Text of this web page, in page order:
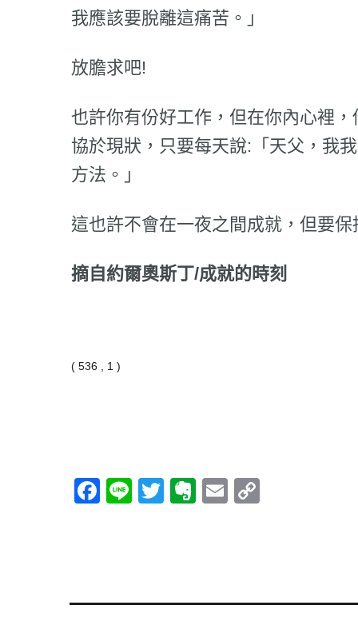
我應該要脫離這痛苦。」
放膽求吧!
也許你有份好工作，但在你內心裡
協於現狀，只要每天說:「天父，我
方法。」
這也許不會在一夜之間成就，但要
摘自約爾奧斯丁/成就的時刻
( 536 , 1 )
Facebook
LineTwitterEvernote
Email